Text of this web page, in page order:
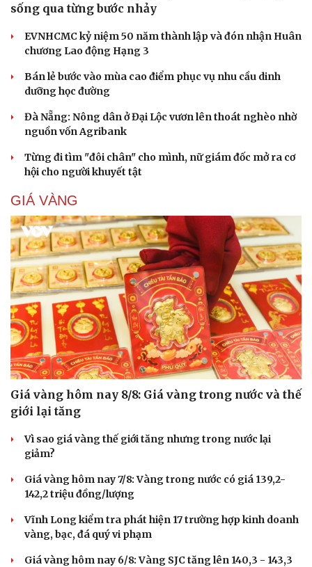
Cải chính
sống qua từng bước nhảy
EVNHCMC kỷ niệm 50 năm thành lập và đón nhận Huân
chương Lao động Hạng 3
Bán lẻ bước vào mùa cao điểm phục vụ nhu cầu dinh
dưỡng học đường
Đà Nẵng: Nông dân ở Đại Lộc vươn lên thoát nghèo nhờ
nguồn vốn Agribank
Từng đi tìm "đôi chân" cho mình, nữ giám đốc mở ra cơ
hội cho người khuyết tật
GIÁ VÀNG
Giá vàng hôm nay 8/8: Giá vàng trong nước và thế
giới lại tăng
Vì sao giá vàng thế giới tăng nhưng trong nước lại
giảm?
Giá vàng hôm nay 7/8: Vàng trong nước có giá 139,2-
142,2 triệu đồng/lượng
Vĩnh Long kiểm tra phát hiện 17 trường hợp kinh doanh
vàng, bạc, đá quý vi phạm
Giá vàng hôm nay 6/8: Vàng SJC tăng lên 140,3 - 143,3